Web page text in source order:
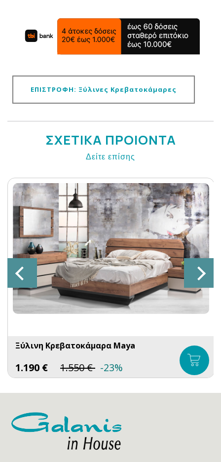
ΕΠΙΣΤΡΟΦΗ: Ξύλινες Κρεβατοκάμαρες
ΣΧΕΤΙΚΑ ΠΡΟΙΟΝΤΑ
Δείτε επίσης
Ξύλινη Κρεβατοκάμαρα Maya
1.190 € 1.550€ -23%